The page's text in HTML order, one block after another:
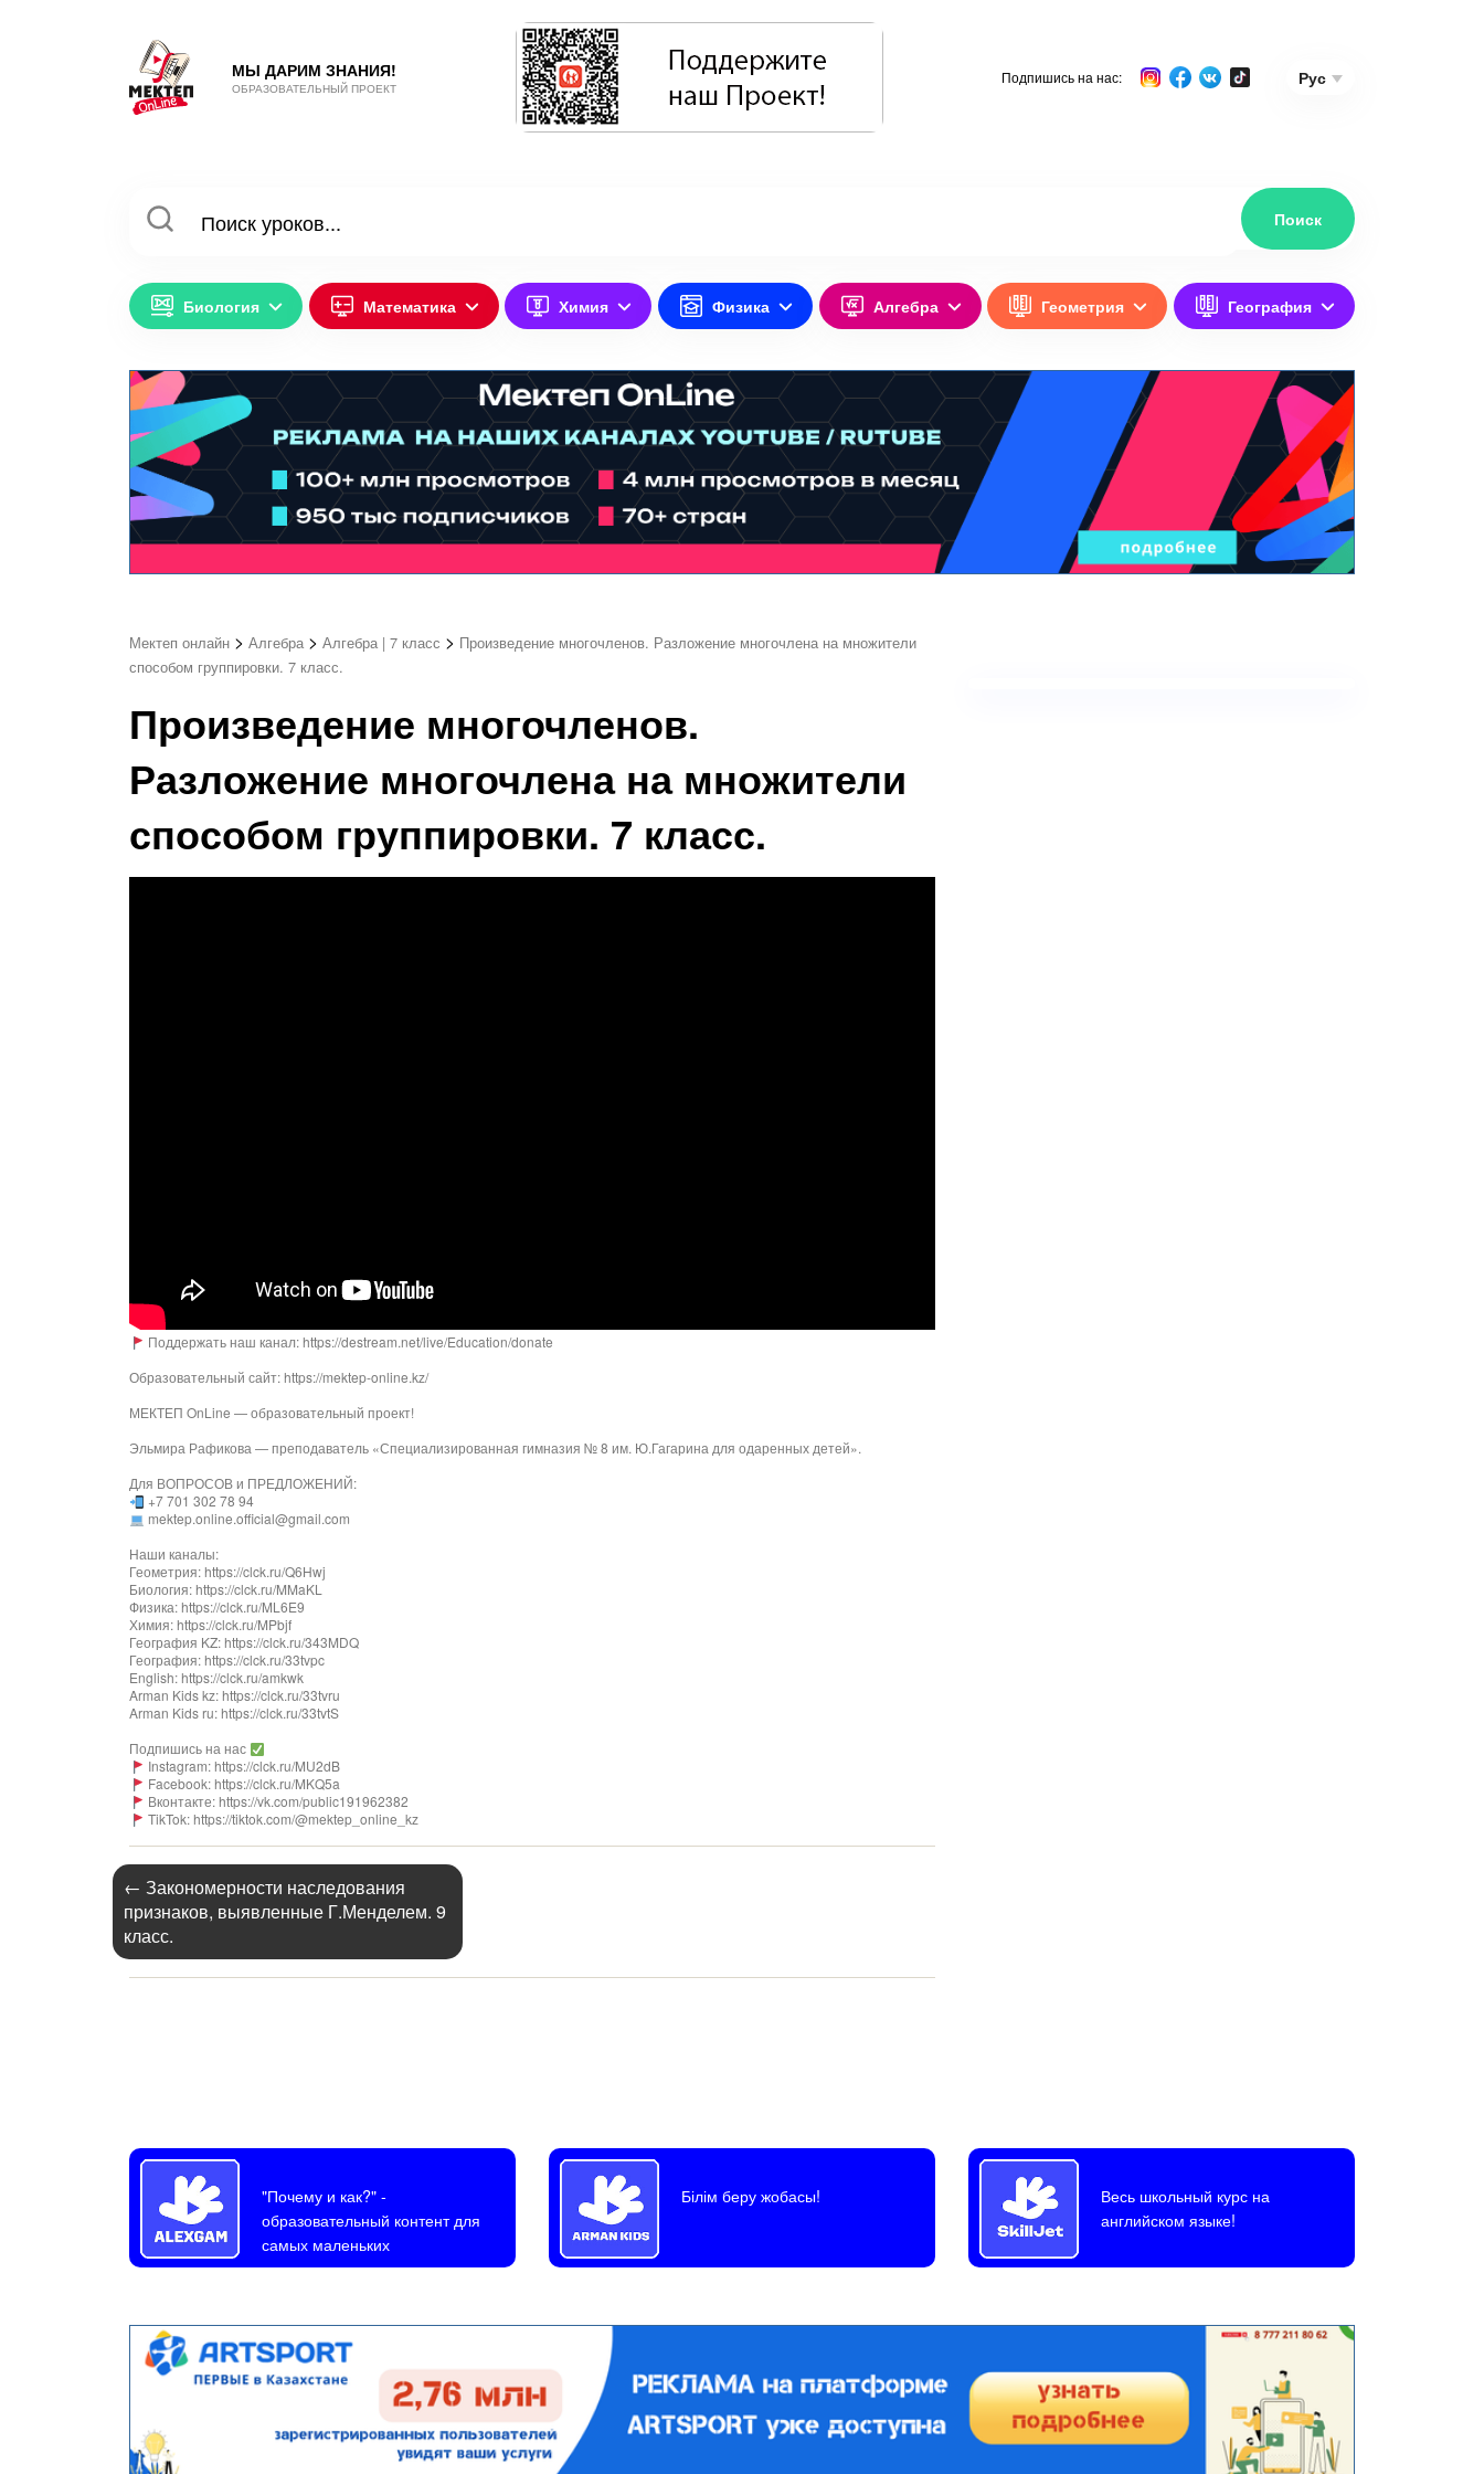
МЫ ДАРИМ ЗНАНИЯ!
ОБРАЗОВАТЕЛЬНЫЙ ПРОЕКТ
Подпишись на нас: Рус
Биология Математика Химия Физика Алгебра Геометрия География
Мектеп онлайн > Алгебра > Алгебра | 7 класс > Произведение многочленов. Разложение многочлена на множители
способом группировки. 7 класс.
Произведение многочленов.
Разложение многочлена на множители
способом группировки. 7 класс.
Поддержать наш канал: https://destream.net/live/Education/donate
Образовательный сайт: https://mektep-online.kz/
МЕКТЕП OnLine — образовательный проект!
Эльмира Рафикова — преподаватель «Специализированная гимназия № 8 им. Ю.Гагарина для одаренных детей».
Для ВОПРОСОВ и ПРЕДЛОЖЕНИЙ:
+7 701 302 78 94
mektep.online.official@gmail.com
Наши каналы:
Геометрия: https://clck.ru/Q6Hwj
Биология: https://clck.ru/MMaKL
Физика: https://clck.ru/ML6E9
Химия: https://clck.ru/MPbjf
География KZ: https://clck.ru/343MDQ
География: https://clck.ru/33tvpc
English: https://clck.ru/amkwk
Arman Kids kz: https://clck.ru/33tvru
Arman Kids ru: https://clck.ru/33tvtS
Подпишись на нас
Instagram: https://clck.ru/MU2dB
Facebook: https://clck.ru/MKQ5a
Вконтакте: https://vk.com/public191962382
TikTok: https://tiktok.com/@mektep_online_kz
← Закономерности наследования
признаков, выявленные Г.Менделем. 9
класс.
"Почему и как?"-
образовательный контент для
самых маленьких
Білім беру жобасы!
Весь школьный курс на
английском языке!